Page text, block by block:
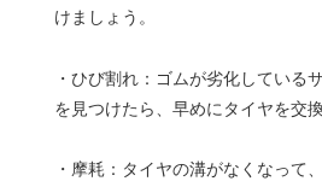
けましょう。
・ひび割れ：ゴムが劣化している
を見つけたら、早めにタイヤを交
・摩耗：タイヤの溝がなくなって